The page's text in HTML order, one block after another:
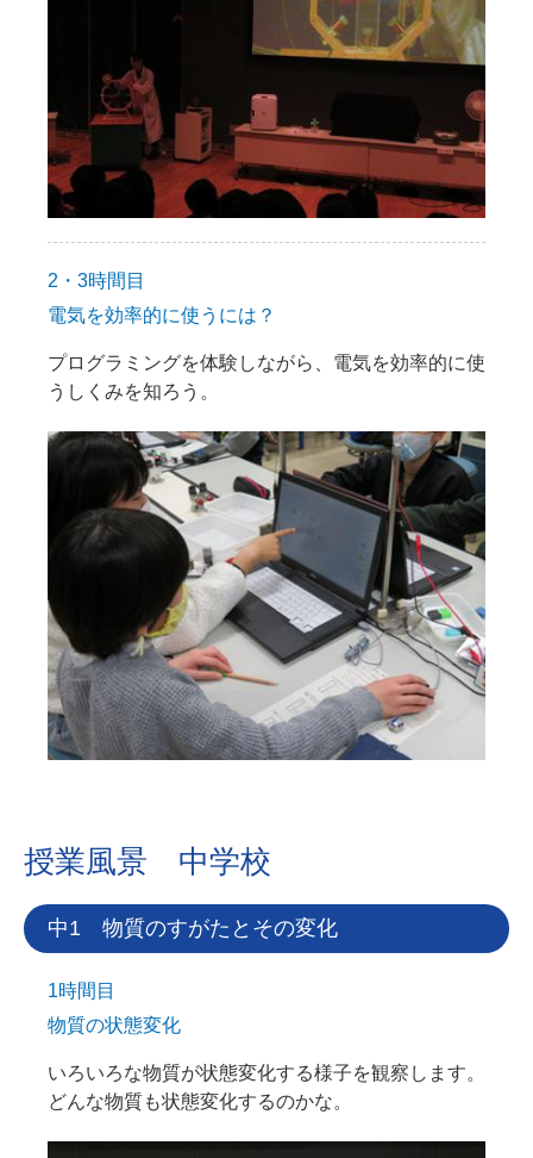
2・3時間目
電気を効率的に使うには？
プログラミングを体験しながら、電気を効率的に使
うしくみを知ろう。
授業風景 中学校
中1 物質のすがたとその変化
1時間目
物質の状態変化
いろいろな物質が状態変化する様子を観察します。
どんな物質も状態変化するのかな。